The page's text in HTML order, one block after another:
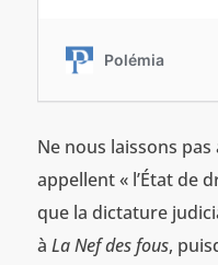
Ne nous laissons pas
appellent « l’État de
que la dictature
à La Nef des fous,